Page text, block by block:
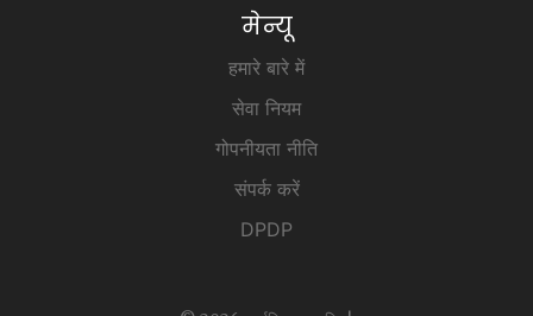
मेन्यू
हमारे बारे में
सेवा नियम
गोपनीयता नीति
संपर्क करें
DPDP